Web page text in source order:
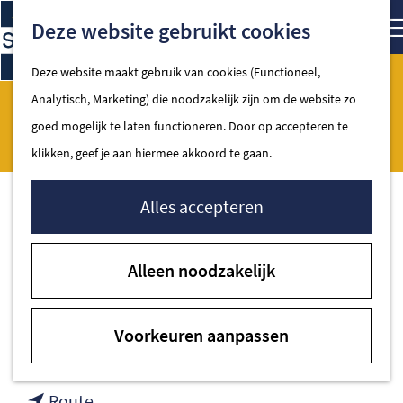
Deze website gebruikt cookies
Deze website maakt gebruik van cookies (Functioneel,
Analytisch, Marketing) die noodzakelijk zijn om de website zo
goed mogelijk te laten functioneren. Door op accepteren te
klikken, geef je aan hiermee akkoord te gaan.
Alles accepteren
Alleen noodzakelijk
Voorkeuren aanpassen
Ga
naar
homepage
SpakenburgAntonio's Eethuis
Spuistraat 57
Plan je routenaar